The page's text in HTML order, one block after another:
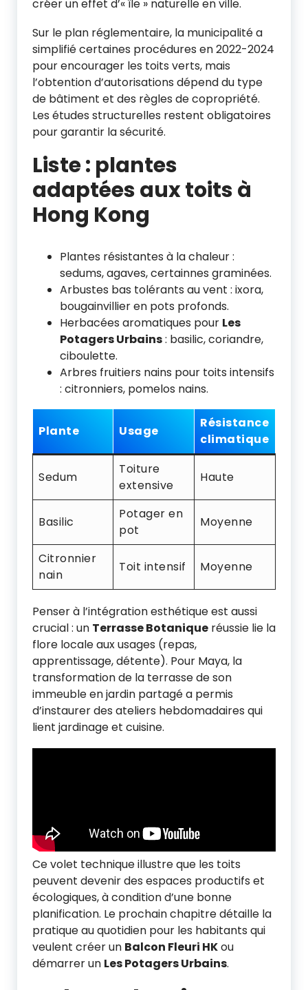
créer un effet d’« île » naturelle en ville.
Sur le plan réglementaire, la municipalité a
simplifié certaines procédures en 2022-2024
pour encourager les toits verts, mais
l’obtention d’autorisations dépend du type
de bâtiment et des règles de copropriété.
Les études structurelles restent obligatoires
pour garantir la sécurité.
Liste : plantes
adaptées aux toits à
Hong Kong
Plantes résistantes à la chaleur :
sedums, agaves, certainnes graminées.
Arbustes bas tolérants au vent : ixora,
bougainvillier en pots profonds.
Herbacées aromatiques pour Les
Potagers Urbains: basilic, coriandre,
ciboulette.
Arbres fruitiers nains pour toits intensifs
: citronniers, pomelos nains.
Plante Usage
Résistance
climatique
Sedum
Toiture
extensive
Haute
Basilic
Potager en
pot
Moyenne
Citronnier
nain
Toit intensif Moyenne
Penser à l’intégration esthétique est aussi
crucial : un Terrasse Botanique réussie lie la
flore locale aux usages (repas,
apprentissage, détente). Pour Maya, la
transformation de la terrasse de son
immeuble en jardin partagé a permis
d’instaurer des ateliers hebdomadaires qui
lient jardinage et cuisine.
Ce volet technique illustre que les toits
peuvent devenir des espaces productifs et
écologiques, à condition d’une bonne
planification. Le prochain chapitre détaille la
pratique au quotidien pour les habitants qui
veulent créer un Balcon Fleuri HKou
démarrer un Les Potagers Urbains.